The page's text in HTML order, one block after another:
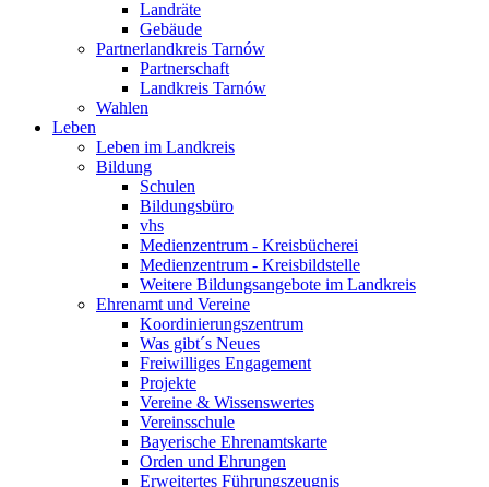
Landräte
Gebäude
Partnerlandkreis Tarnów
Partnerschaft
Landkreis Tarnów
Wahlen
Leben
Leben im Landkreis
Bildung
Schulen
Bildungsbüro
vhs
Medienzentrum - Kreisbücherei
Medienzentrum - Kreisbildstelle
Weitere Bildungsangebote im Landkreis
Ehrenamt und Vereine
Koordinierungszentrum
Was gibt´s Neues
Freiwilliges Engagement
Projekte
Vereine & Wissenswertes
Vereinsschule
Bayerische Ehrenamtskarte
Orden und Ehrungen
Erweitertes Führungszeugnis